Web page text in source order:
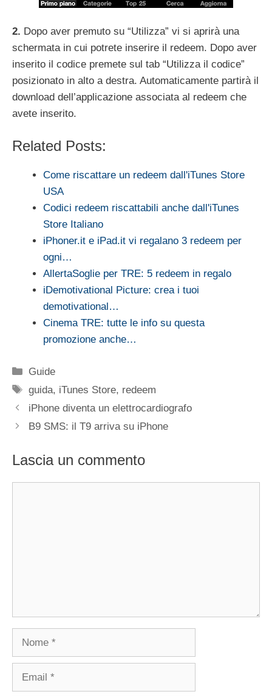
2. Dopo aver premuto su “Utilizza” vi si aprirà una
schermata in cui potrete inserire il redeem. Dopo aver
inserito il codice premete sul tab “Utilizza il codice”
posizionato in alto a destra. Automaticamente partirà il
download dell’applicazione associata al redeem che
avete inserito.
Related Posts:
Come riscattare un redeem dall'iTunes Store
USA
Codici redeem riscattabili anche dall'iTunes
Store Italiano
iPhoner.it e iPad.it vi regalano 3 redeem per
ogni…
AllertaSoglie per TRE: 5 redeem in regalo
iDemotivational Picture: crea i tuoi
demotivational…
Cinema TRE: tutte le info su questa
promozione anche…
Categorie
Guide
Tag
guida, iTunes Store, redeem
iPhone diventa un elettrocardiografo
B9 SMS: il T9 arriva su iPhone
Lascia un commento
Nome
Email